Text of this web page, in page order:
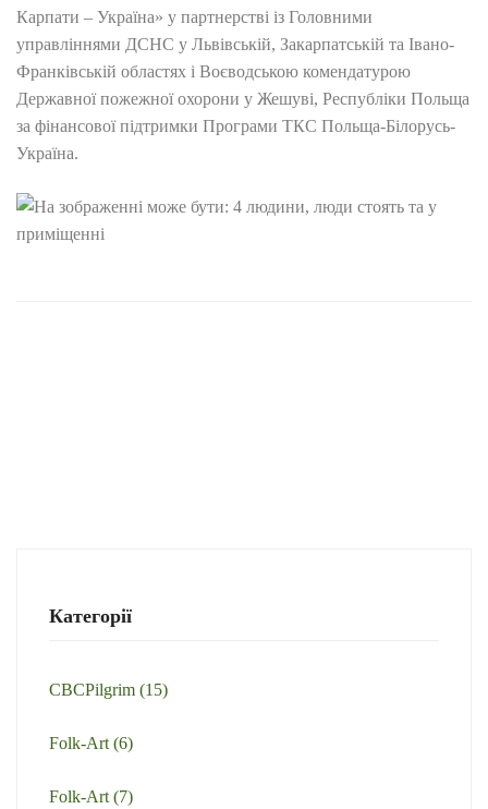
Карпати – Україна» у партнерстві із Головними
управліннями ДСНС у Львівській, Закарпатській та Івано-
Франківській областях і Воєводською комендатурою
Державної пожежної охорони у Жешуві, Республіки Польща
за фінансової підтримки Програми ТКС Польща-Білорусь-
Україна.
Категорії
CBCPilgrim (15)
Folk-Art (6)
Folk-Art (7)